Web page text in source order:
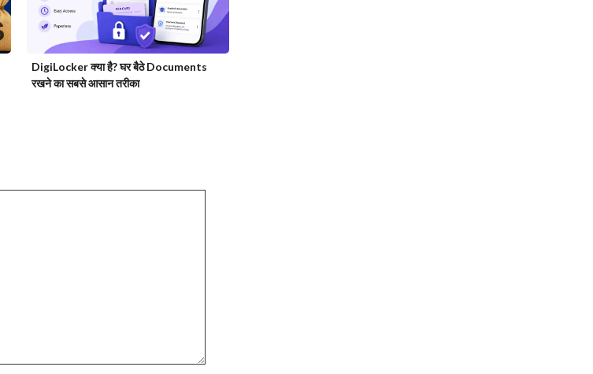
DigiLocker क्या है? घर बैठे Documents
रखने का सबसे आसान तरीका